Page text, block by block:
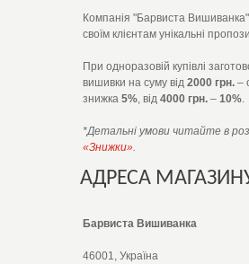
Компанія "Барвиста
своїм клієнтам унікальні
При одноразовій купівлі
вишивки на суму від 2000 грн. –
знижка 5%, від 4000 грн. – 10%.
*Детальні умови читайте в
«Знижки».
АДРЕСА
Барвиста Вишиванка
46001, Україна